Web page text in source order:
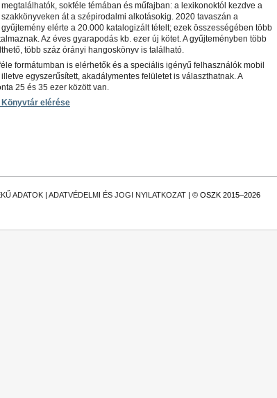
megtalálhatók, sokféle témában és műfajban: a lexikonoktól kezdve a
szakkönyveken át a szépirodalmi alkotásokig. 2020 tavaszán a
gyűjtemény elérte a 20.000 katalogizált tételt; ezek összességében több
Az éves gyarapodás kb. ezer új kötet. A gyűjteményben több
több száz órányi hangoskönyv is található.
formátumban is elérhetők és a speciális igényű felhasználók mobil
egyszerűsített, akadálymentes felületet is választhatnak. A
25 és 35 ezer között van.
elérése
ADATOK| ADATVÉDELMI ÉS JOGI NYILATKOZAT| © OSZK 2015–2026